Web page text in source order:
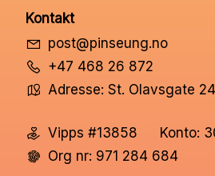
Kontakt
post@pinseung.no
+47 468 26 872
Adresse: St. Olavsgate
Vipps #13858
Konto:
Org nr: 971 284 684